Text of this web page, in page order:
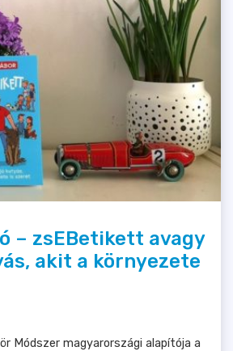
– zsEBetikett avagy
akit a környezete
Módszer magyarországi alapítója a